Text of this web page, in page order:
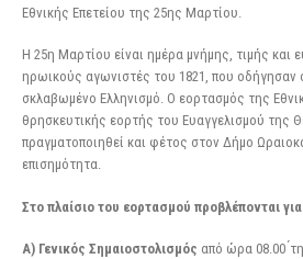
Εθνικής Επετείου της 25ης Μαρτίου.
Η 25η Μαρτίου είναι ημέρα μνήμης, τιμής και
ηρωικούς αγωνιστές του 1821, που οδήγησαν
σκλαβωμένο Ελληνισμό. Ο εορτασμός της
θρησκευτικής εορτής του Ευαγγελισμού της
πραγματοποιηθεί και φέτος στον Δήμο
επισημότητα.
Στο πλαίσιο του εορτασμού προβλέπονται
Α) Γενικός Σημαιοστολισμός από ώρα 08.00